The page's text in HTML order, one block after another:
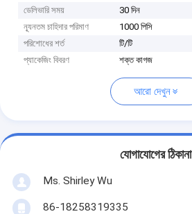
ডেলিভারি সময়
30 দিন
ন্যূনতম চাহিদার পরিমাণ
1000 পিসি
পরিশোধের শর্ত
টি/টি
প্যাকেজিং বিবরণ
শক্ত কাগজ
আরো দেখুন
যোগাযোগের ঠিকানা
Ms. Shirley Wu
86-18258319335